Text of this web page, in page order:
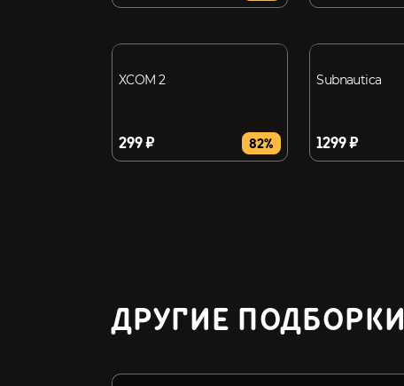
XCOM 2
299 ₽ 82%
Subnautica
1299 ₽
ДРУГИЕ ПОДБОРКИ